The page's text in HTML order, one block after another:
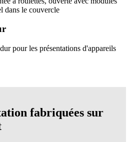
pour les présentations d'appareils
fabriquées sur